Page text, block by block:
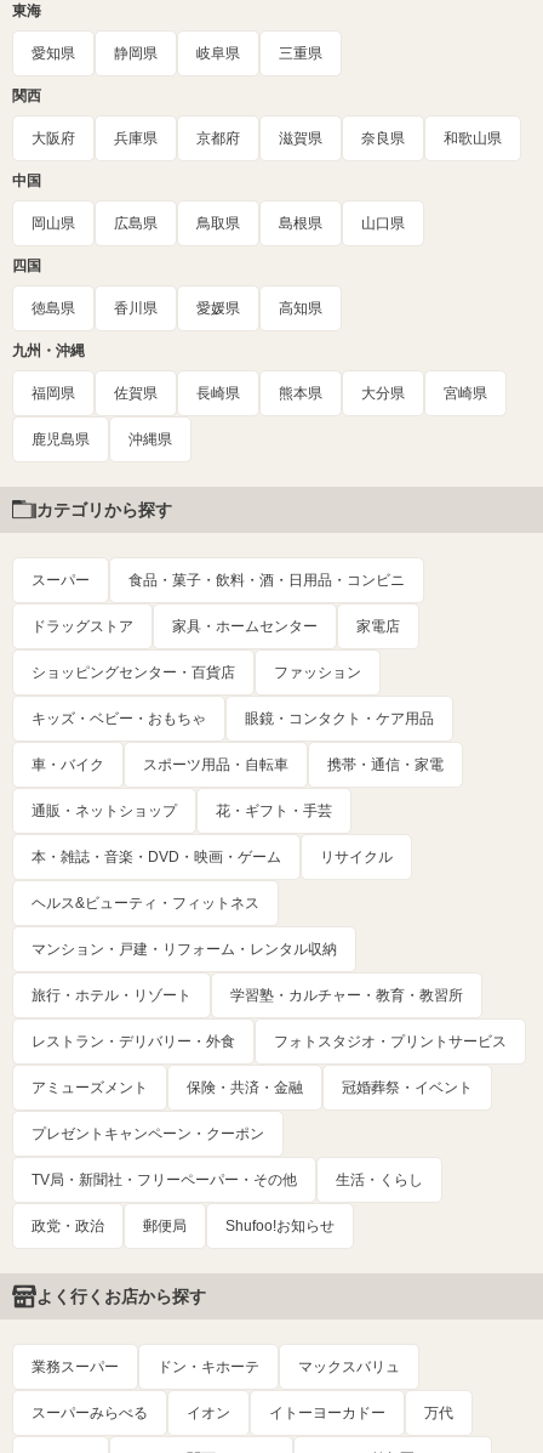
東海
愛知県 静岡県 岐阜県 三重県
関西
大阪府 兵庫県 京都府 滋賀県 奈良県 和歌山県
中国
岡山県 広島県 鳥取県 島根県 山口県
四国
徳島県 香川県 愛媛県 高知県
九州・沖縄
福岡県 佐賀県 長崎県 熊本県 大分県 宮崎県
鹿児島県 沖縄県
カテゴリから探す
スーパー 食品・菓子・飲料・酒・日用品・コンビニ
ドラッグストア 家具・ホームセンター 家電店
ショッピングセンター・百貨店 ファッション
キッズ・ベビー・おもちゃ 眼鏡・コンタクト・ケア用品
車・バイク スポーツ用品・自転車 携帯・通信・家電
通販・ネットショップ 花・ギフト・手芸
本・雑誌・音楽・DVD・映画・ゲーム リサイクル
ヘルス&ビューティ・フィットネス
マンション・戸建・リフォーム・レンタル収納
旅行・ホテル・リゾート 学習塾・カルチャー・教育・教習所
レストラン・デリバリー・外食 フォトスタジオ・プリントサービス
アミューズメント 保険・共済・金融 冠婚葬祭・イベント
プレゼントキャンペーン・クーポン
TV局・新聞社・フリーペーパー・その他 生活・くらし
政党・政治 郵便局 Shufoo!お知らせ
よく行くお店から探す
業務スーパー ドン・キホーテ マックスバリュ
スーパーみらべる イオン イトーヨーカドー 万代